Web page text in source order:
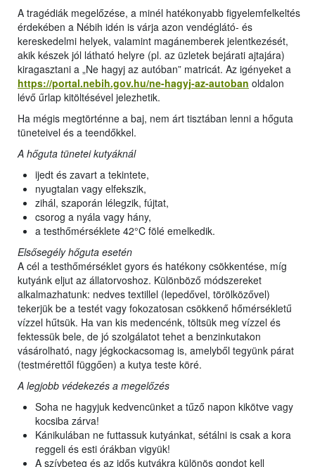
A tragédiák megelőzése, a minél hatékonyabb figyelemfelkeltés
érdekében a Nébih idén is várja azon vendéglátó- és
kereskedelmi helyek, valamint magánemberek jelentkezését,
akik készek jól látható helyre (pl. az üzletek bejárati ajtajára)
kiragasztani a „Ne hagyj az autóban” matricát. Az igényeket a
https://portal.nebih.gov.hu/ne-hagyj-az-autoban oldalon
lévő űrlap kitöltésével jelezhetik.
Ha mégis megtörténne a baj, nem árt tisztában lenni a hőguta
tüneteivel és a teendőkkel.
A hőguta tünetei kutyáknál
ijedt és zavart a tekintete,
nyugtalan vagy elfekszik,
zihál, szaporán lélegzik, fújtat,
csorog a nyála vagy hány,
a testhőmérséklete 42°C fölé emelkedik.
Elsősegély hőguta esetén
A cél a testhőmérséklet gyors és hatékony csökkentése, míg
kutyánk eljut az állatorvoshoz. Különböző módszereket
alkalmazhatunk: nedves textillel (lepedővel, törölközővel)
tekerjük be a testét vagy fokozatosan csökkenő hőmérsékletű
vízzel hűtsük. Ha van kis medencénk, töltsük meg vízzel és
fektessük bele, de jó szolgálatot tehet a benzinkutakon
vásárolható, nagy jégkockacsomag is, amelyből tegyünk párat
(testmérettől függően) a kutya teste köré.
A legjobb védekezés a megelőzés
Soha ne hagyjuk kedvencünket a tűző napon kikötve vagy
kocsiba zárva!
Kánikulában ne futtassuk kutyánkat, sétálni is csak a kora
reggeli és esti órákban vigyük!
A szívbeteg és az idős kutyákra különös gondot kell